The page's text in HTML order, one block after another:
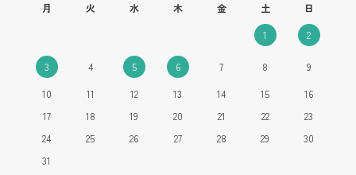
月 火 水 木 金 土 日
1 2
3 4 5 6 7 8
9
10
11 12 13 14 15
16
17
18 19 20 21 22
23
24
25 26 27 28 29
30
31